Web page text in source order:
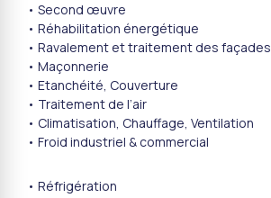
• Second œuvre
• Réhabilitation énergétique
• Ravalement et traitement des façades
• Maçonnerie
• Etanchéité, Couverture
• Traitement de l’air
• Climatisation, Chauffage, Ventilation
• Froid industriel & commercial
• Réfrigération